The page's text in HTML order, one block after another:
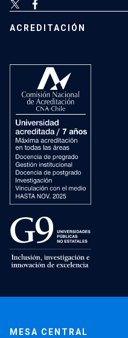
ACREDITACIÓN
MESA CENTRAL